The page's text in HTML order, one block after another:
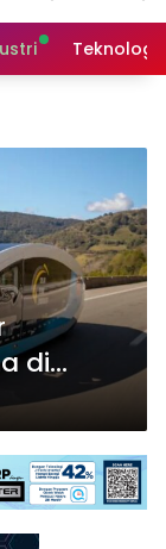
Teknologi
di